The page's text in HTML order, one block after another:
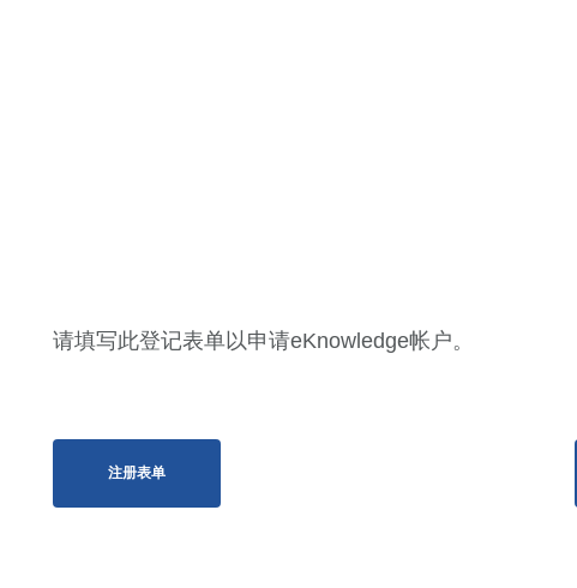
请填写此登记表单以申请eKnowledge帐户。
注册表单